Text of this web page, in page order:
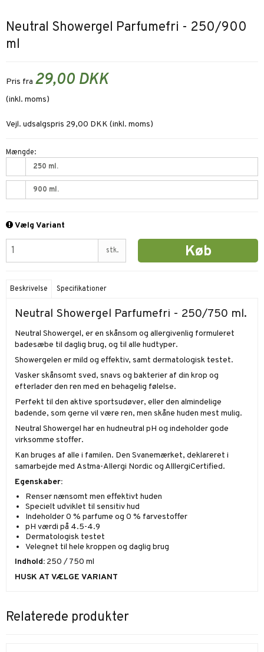
Neutral Showergel Parfumefri - 250/900
ml
Pris fra 29,00 DKK
(inkl. moms)
Vejl. udsalgspris 29,00 DKK (inkl. moms)
Mængde:
250 ml.
900 ml.
Vælg Variant
stk. Køb
Beskrivelse Specifikationer
Neutral Showergel Parfumefri - 250/750 ml.
Neutral Showergel, er en skånsom og allergivenlig formuleret
badesæbe til daglig brug, og til alle hudtyper.
Showergelen er mild og effektiv, samt dermatologisk testet.
Vasker skånsomt sved, snavs og bakterier af din krop og
efterlader den ren med en behagelig følelse.
Perfekt til den aktive sportsudøver, eller den almindelige
badende, som gerne vil være ren, men skåne huden mest mulig.
Neutral Showergel har en hudneutral pH og indeholder gode
virksomme stoffer.
Kan bruges af alle i familen. Den Svanemærket, deklareret i
samarbejde med Astma-Allergi Nordic og AlllergiCertified.
Egenskaber:
Renser nænsomt men effektivt huden
Specielt udviklet til sensitiv hud
Indeholder 0 % parfume og 0 % farvestoffer
pH værdi på 4.5-4.9
Dermatologisk testet
Velegnet til hele kroppen og daglig brug
Indhold: 250 / 750 ml
HUSK AT VÆLGE VARIANT
Relaterede produkter